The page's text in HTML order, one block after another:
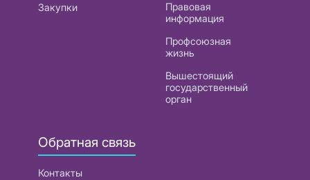
Закупки
Правовая
информация
Профсоюзная
жизнь
Вышестоящий
государственный
орган
Обратная связь
Контакты